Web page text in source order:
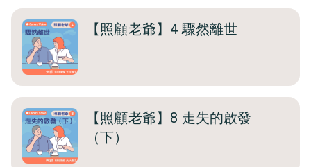
【照顧老爺】4 驟然離世
【照顧老爺】8 走失的啟發
（下）